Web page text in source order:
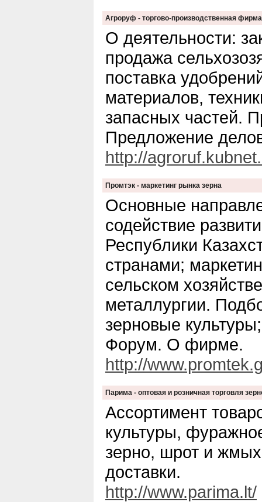
Агроруф - торгово-производственная фирма
О деятельности:
продажа
поставка
материалов,
запасных частей.
Предложение
http://
Промтэк - маркетинг рынка зерна
Основные
содействие
Республики
странами;
сельском
металлургии.
зерновые
Форум. О фирме.
http://
Парима - оптовая и розничная торговля
Ассортимент
культуры,
зерно, шрот и
доставки.
http://www.parima.lt/